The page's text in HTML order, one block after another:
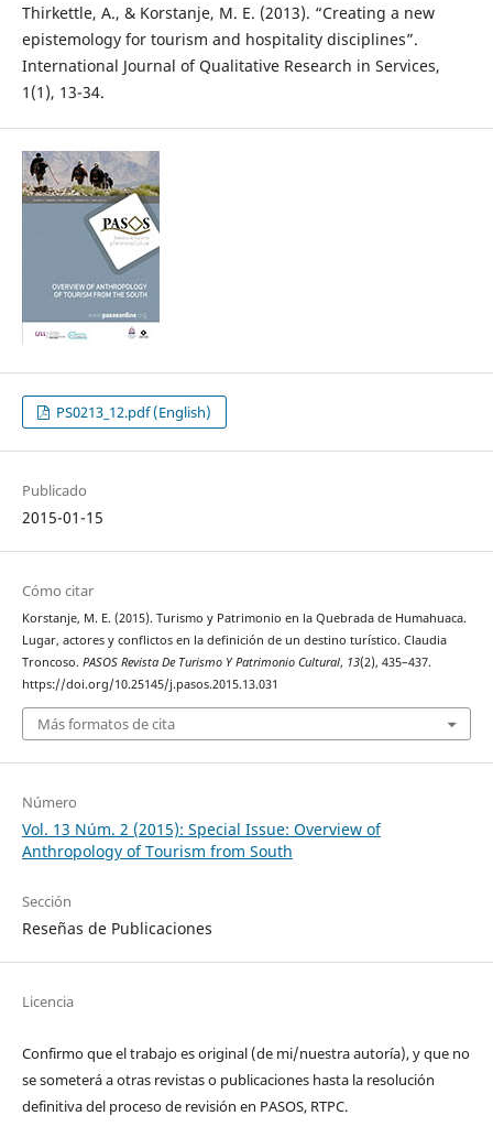
Thirkettle, A., & Korstanje, M. E. (2013). “Creating a new
epistemology for tourism and hospitality disciplines”.
International Journal of Qualitative Research in Services,
1(1), 13-34.
PS0213_12.pdf (English)
Publicado
2015-01-15
Cómo citar
Korstanje, M. E. (2015). Turismo y Patrimonio en la Quebrada de Humahuaca.
Lugar, actores y conflictos en la definición de un destino turístico. Claudia
Troncoso. PASOS Revista De Turismo Y Patrimonio Cultural, 13(2), 435–437.
https://doi.org/10.25145/j.pasos.2015.13.031
Más formatos de cita
Número
Vol. 13 Núm. 2 (2015): Special Issue: Overview of
Anthropology of Tourism from South
Sección
Reseñas de Publicaciones
Licencia
Confirmo que el trabajo es original (de mi/nuestra autoría), y que no
se someterá a otras revistas o publicaciones hasta la resolución
definitiva del proceso de revisión en PASOS, RTPC.